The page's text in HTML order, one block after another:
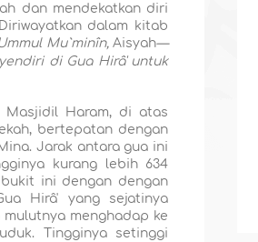
dan mendekatkan diri
dalam kitab
Mu`minîn,Aisyah—
di Gua Hirâ' untuk
Haram, di atas
bertepatan dengan
Jarak antara gua ini
kurang lebih 634
bukit ini dengan dengan
Hirâ' yang sejatinya
menghadap ke
Tingginya setinggi